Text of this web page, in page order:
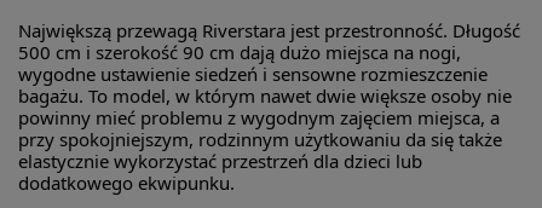
Największą przewagą Riverstara jest przestronność. Długość
500 cm i szerokość 90 cm dają dużo miejsca na nogi,
wygodne ustawienie siedzeń i sensowne rozmieszczenie
bagażu. To model, w którym nawet dwie większe osoby nie
powinny mieć problemu z wygodnym zajęciem miejsca, a
przy spokojniejszym, rodzinnym użytkowaniu da się także
elastycznie wykorzystać przestrzeń dla dzieci lub
dodatkowego ekwipunku.